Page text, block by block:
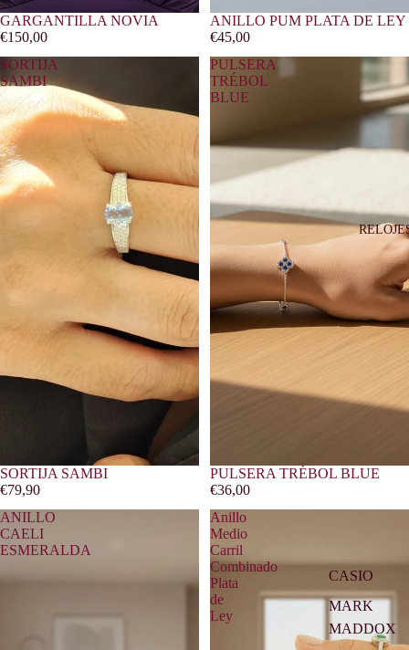
CASIO
MARK
MADDOX
GARGANTILLA NOVIA
€150,00
ANILLO PUM PLATA DE LEY
€45,00
SORTIJA
SAMBI
SORTIJA SAMBI
€79,90
PULSERA
TRÉBOL
BLUE
PULSERA TRÉBOL BLUE
€36,00
ANILLO
CAELI
ESMERALDA
Anillo
Medio
Carril
Combinado
Plata
de
Ley